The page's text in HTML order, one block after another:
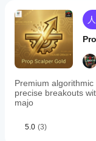
trend
and
bias
confirmation
through
pivot
sequences
and
supports
risk
management
suggesting
Premium
precise breakouts
majo
5.0 (3)